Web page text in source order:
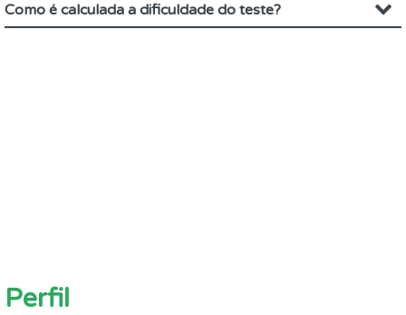
Como é calculada a dificuldade do teste?
Perfil